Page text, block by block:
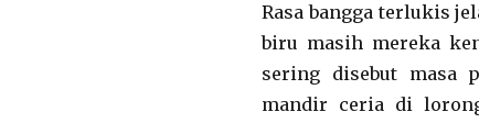
Rasa bangga terlukis
biru masih mereka
sering disebut masa
mandir ceria di